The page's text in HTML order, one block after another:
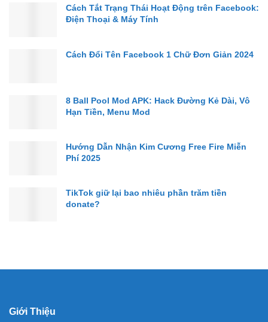
Cách Tắt Trạng Thái Hoạt Động trên Facebook:
Điện Thoại & Máy Tính
Cách Đổi Tên Facebook 1 Chữ Đơn Giản 2024
8 Ball Pool Mod APK: Hack Đường Kẻ Dài, Vô
Hạn Tiền, Menu Mod
Hướng Dẫn Nhận Kim Cương Free Fire Miễn
Phí 2025
TikTok giữ lại bao nhiêu phần trăm tiền
donate?
Giới Thiệu